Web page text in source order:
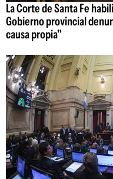
La Corte de Santa Fe
Gobierno provincial
causa propia"